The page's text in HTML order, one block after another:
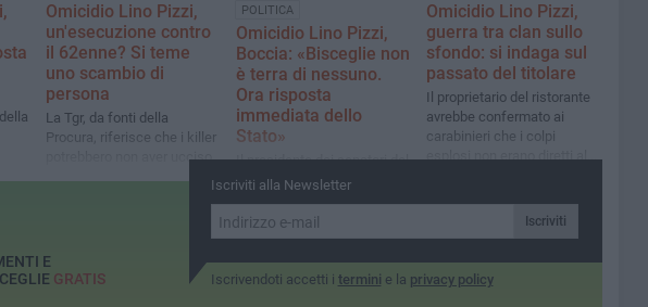
Omicidio Lino Pizzi,
un'esecuzione contro
il 62enne? Si teme
uno scambio di
persona
La Tgr, da fonti della
Procura, riferisce che i killer
potrebbero non aver ucciso
POLITICA
Omicidio Lino Pizzi,
Boccia: «Bisceglie non
è terra di nessuno.
Ora risposta
immediata dello
Stato»
Il presidente dei senatori del
Pd: «La città non può essere
ministro Piantedosi una
reazione immediata, forte e
Omicidio Lino Pizzi,
guerra tra clan sullo
sfondo: si indaga sul
passato del titolare
Il proprietario del ristorante
avrebbe confermato ai
carabinieri che i colpi
esplosi non erano diretti al
irruzione potrebbero essere
Iscriviti alla Newsletter
Iscriviti
Iscrivendoti accetti i termini e la privacy policy
E
GRATIS